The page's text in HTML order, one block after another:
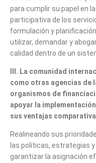
para cumplir su papel en
participativa de los
formulación y
utilizar, demandar y
calidad dentro de un
III. La comunidad
como otras agencias de
organismos de
apoyar la
sus ventajas
Realineando sus
las políticas, estrategias
garantizar la asignación